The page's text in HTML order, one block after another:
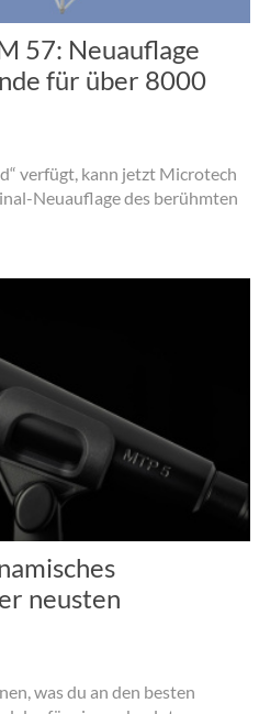
57: Neuauflage
für über 8000
verfügt, kann jetzt Microtech
Neuauflage des berühmten
neusten
was du an den besten